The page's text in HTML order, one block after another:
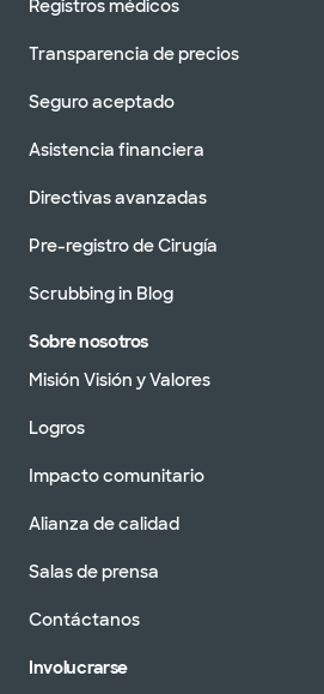
Registros médicos
Transparencia de precios
Seguro aceptado
Asistencia financiera
Directivas avanzadas
Pre-registro de Cirugía
Scrubbing in Blog
Sobre nosotros
Misión Visión y Valores
Logros
Impacto comunitario
Alianza de calidad
Salas de prensa
Contáctanos
Involucrarse